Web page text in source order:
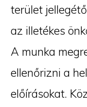
terület
az illetékes
A munka
ellenőrizni a
előírásokat.